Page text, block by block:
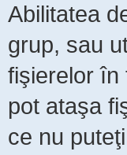
Abilitatea
grup, sau
fişierelor în
pot ataşa
ce nu